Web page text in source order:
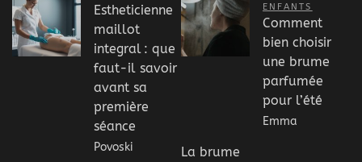
Estheticienne
maillot
integral : que
faut-il savoir
avant sa
première
séance
Povoski
ENFANTS
Comment
bien choisir
une brume
parfumée
pour l’été
Emma
La brume